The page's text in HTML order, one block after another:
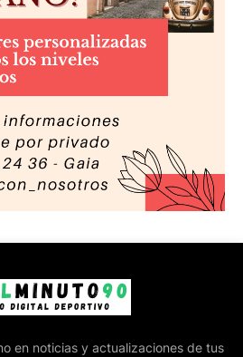
en noticias y actualizaciones de tus